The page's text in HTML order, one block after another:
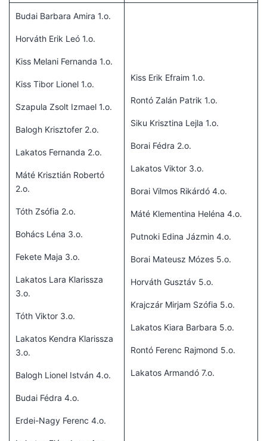
Budai Barbara Amira 1.o.
Horváth Erik Leó 1.o.
Kiss Melani Fernanda 1.o.
Kiss Tibor Lionel 1.o.
Szapula Zsolt Izmael 1.o.
Balogh Krisztofer 2.o.
Lakatos Fernanda 2.o.
Máté Krisztián Robertó
2.o.
Tóth Zsófia 2.o.
Bohács Léna 3.o.
Fekete Maja 3.o.
Lakatos Lara Klarissza
3.o.
Tóth Viktor 3.o.
Lakatos Kendra Klarissza
3.o.
Balogh Lionel István 4.o.
Budai Fédra 4.o.
Erdei-Nagy Ferenc 4.o.
Kiss Erik Efraim 1.o.
Rontó Zalán Patrik 1.o.
Siku Krisztina Lejla 1.o.
Borai Fédra 2.o.
Lakatos Viktor 3.o.
Borai Vilmos Rikárdó 4.o.
Máté Klementina Heléna 4.o.
Putnoki Edina Jázmin 4.o.
Borai Mateusz Mózes 5.o.
Horváth Gusztáv 5.o.
Krajczár Mirjam Szófia 5.o.
Lakatos Kiara Barbara 5.o.
Rontó Ferenc Rajmond 5.o.
Lakatos Armandó 7.o.